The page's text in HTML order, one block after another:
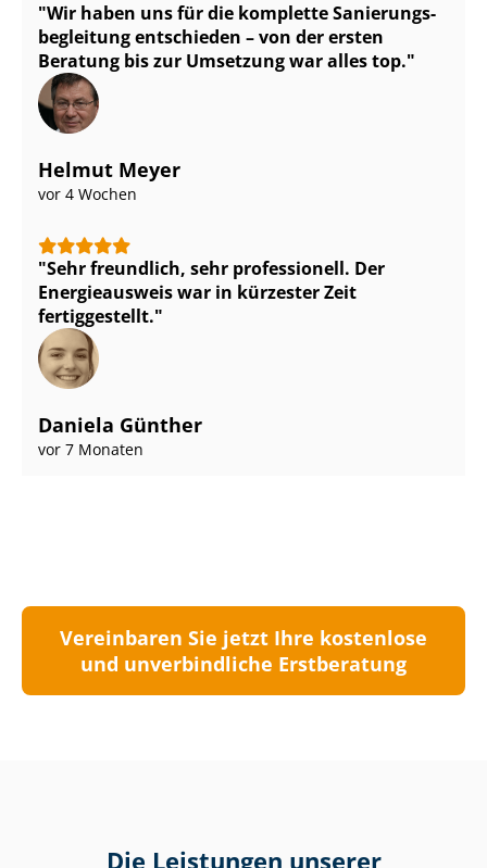
Wir haben uns für die komplette Sa­nie­rungs­
be­glei­tung entschieden – von der ersten
Beratung bis zur Umsetzung war alles top.
Helmut Meyer
vor 4 Wochen
Sehr freundlich, sehr professionell. Der
Energieausweis war in kürzester Zeit
fertiggestellt.
Daniela Günther
vor 7 Monaten
Vereinbaren Sie jetzt Ihre kostenlose
und unverbindliche Erstberatung
Die Leistungen unserer